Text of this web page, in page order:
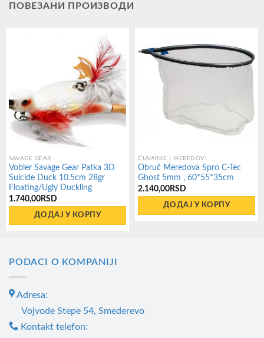
ПОВЕЗАНИ ПРОИЗВОДИ
SAVAGE GEAR
Vobler Savage Gear Patka 3D
Suicide Duck 10.5cm 28gr
Floating/Ugly Duckling
1.740,00 RSD
ДОДАЈ У КОРПУ
ČUVARKE I MEREDOVI
Obruč Meredova Spro C-Tec
Ghost 5mm , 60*55*35cm
2.140,00 RSD
ДОДАЈ У КОРПУ
PODACI O KOMPANIJI
Adresa:
Vojvode Stepe 54, Smederevo
Kontakt telefon: